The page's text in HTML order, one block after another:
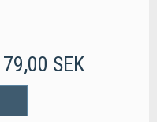
79,00 SEK